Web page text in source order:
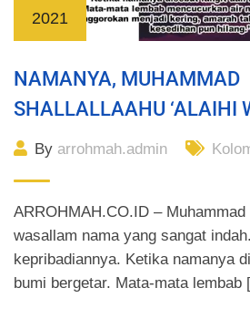
2021
NAMANYA, MUHAMMAD
SHALLALLAAHU ‘ALAIHI
By arrohmah.admin
ARROHMAH.CO.ID – Muhammad
wasallam nama yang sangat
kepribadiannya. Ketika namanya
bumi bergetar. Mata-mata